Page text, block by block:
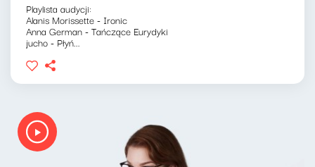
Playlista audycji:
Alanis Morissette - Ironic
Anna German - Tańczące Eurydyki
jucho - Płyń...